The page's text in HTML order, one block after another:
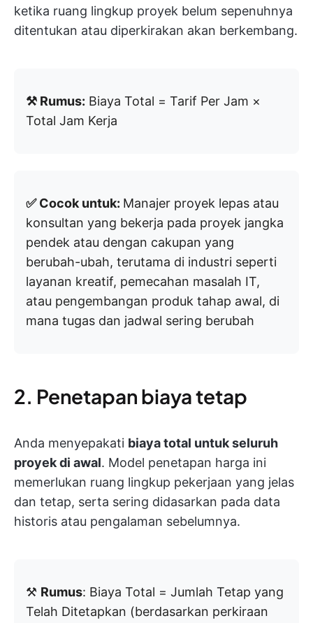
ketika ruang lingkup proyek belum sepenuhnya
ditentukan atau diperkirakan akan berkembang.
⚒️ Rumus: Biaya Total = Tarif Per Jam ×
Total Jam Kerja
✅ Cocok untuk: Manajer proyek lepas atau
konsultan yang bekerja pada proyek jangka
pendek atau dengan cakupan yang
berubah-ubah, terutama di industri seperti
layanan kreatif, pemecahan masalah IT,
atau pengembangan produk tahap awal, di
mana tugas dan jadwal sering berubah
2. Penetapan biaya tetap
Anda menyepakati biaya total untuk seluruh
proyek di awal. Model penetapan harga ini
memerlukan ruang lingkup pekerjaan yang jelas
dan tetap, serta sering didasarkan pada data
historis atau pengalaman sebelumnya.
⚒️ Rumus: Biaya Total = Jumlah Tetap yang
Telah Ditetapkan (berdasarkan perkiraan